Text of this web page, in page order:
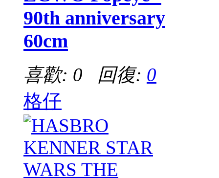
90th anniversary
60cm
喜歡: 0 回復: 0
格仔